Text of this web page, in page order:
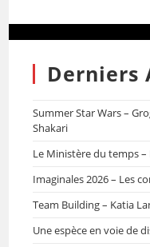
Derniers
Summer Star Wars –
Shakari
Le Ministère du temps –
Imaginales 2026 – Les
Team Building – Katia
Une espèce en voie de